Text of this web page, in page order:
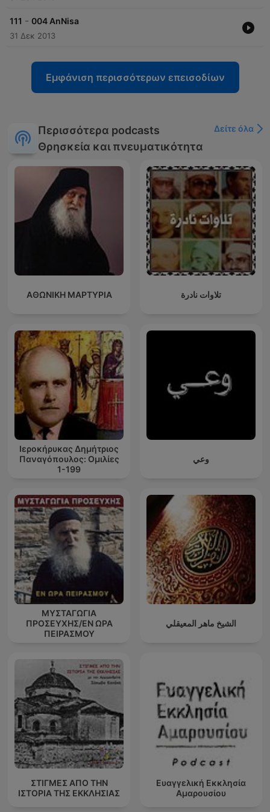
111 - 004 AnNisa
31 Δεκ 2013
Εμφάνιση περισσότερων επεισοδίων
Περισσότερα podcasts
Θρησκεία και πνευματικότητα
Δείτε όλα
ΑΘΩΝΙΚΗ ΜΑΡΤΥΡΙΑ تلاوات نادرة
Ιεροκήρυκας Δημήτριος
Παναγόπουλος: Ομιλίες
1-199
وعي
ΜΥΣΤΑΓΩΓΙΑ
ΠΡΟΣΕΥΧΗΣ/ΕΝ ΩΡΑ
ΠΕΙΡΑΣΜΟΥ
الشيخ ماهر المعيقلي
ΣΤΙΓΜΕΣ ΑΠΟ ΤΗΝ
ΙΣΤΟΡΙΑ ΤΗΣ ΕΚΚΛΗΣΙΑΣ
Ευαγγελική Εκκλησία
Αμαρουσίου